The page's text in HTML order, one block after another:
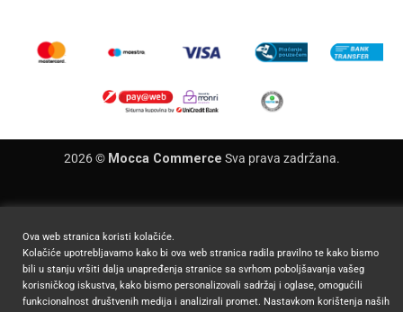
2026 © Mocca Commerce Sva prava zadržana.
Ova web stranica koristi kolačiće.
Kolačiće upotrebljavamo kako bi ova web stranica radila pravilno te kako bismo
bili u stanju vršiti dalja unapređenja stranice sa svrhom poboljšavanja vašeg
korisničkog iskustva, kako bismo personalizovali sadržaj i oglase, omogućili
funkcionalnost društvenih medija i analizirali promet. Nastavkom korištenja naših